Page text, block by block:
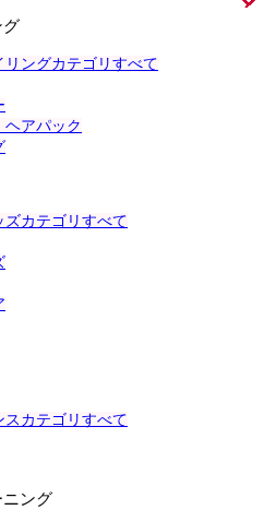
グ
ングカテゴリすべて
ヘアパック
ズカテゴリすべて
カテゴリすべて
ング